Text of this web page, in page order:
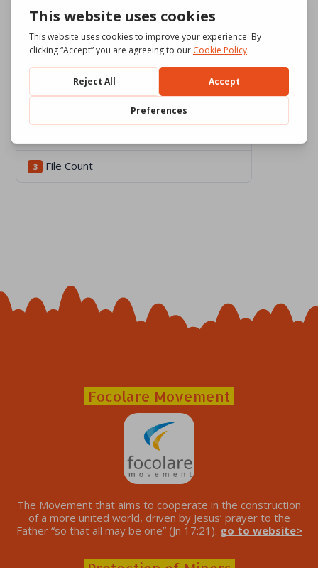
Download
3 File Count
Focolare Movement
The Movement that aims to cooperate in the construction
of a more united world, driven by Jesus’ prayer to the
Father “so that all may be one” (Jn 17:21). go to website>